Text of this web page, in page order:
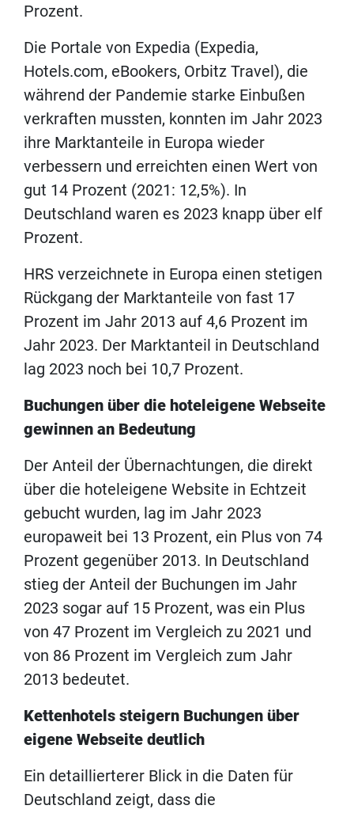
Prozent.
Die Portale von Expedia (Expedia,
Hotels.com, eBookers, Orbitz Travel), die
während der Pandemie starke Einbußen
verkraften mussten, konnten im Jahr 2023
ihre Marktanteile in Europa wieder
verbessern und erreichten einen Wert von
gut 14 Prozent (2021: 12,5%). In
Deutschland waren es 2023 knapp über elf
Prozent.
HRS verzeichnete in Europa einen stetigen
Rückgang der Marktanteile von fast 17
Prozent im Jahr 2013 auf 4,6 Prozent im
Jahr 2023. Der Marktanteil in Deutschland
lag 2023 noch bei 10,7 Prozent.
Buchungen über die hoteleigene Webseite
gewinnen an Bedeutung
Der Anteil der Übernachtungen, die direkt
über die hoteleigene Website in Echtzeit
gebucht wurden, lag im Jahr 2023
europaweit bei 13 Prozent, ein Plus von 74
Prozent gegenüber 2013. In Deutschland
stieg der Anteil der Buchungen im Jahr
2023 sogar auf 15 Prozent, was ein Plus
von 47 Prozent im Vergleich zu 2021 und
von 86 Prozent im Vergleich zum Jahr
2013 bedeutet.
Kettenhotels steigern Buchungen über
eigene Webseite deutlich
Ein detaillierterer Blick in die Daten für
Deutschland zeigt, dass die